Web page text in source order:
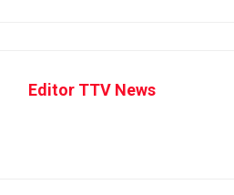
Editor TTV News